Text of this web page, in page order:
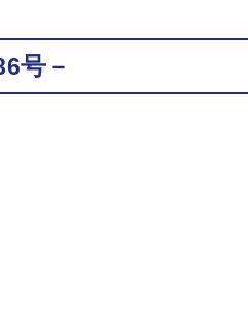
号－